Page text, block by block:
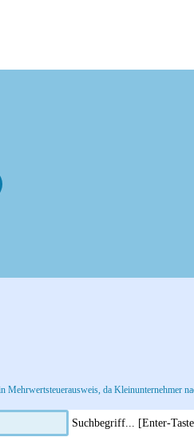
da Kleinunternehmer
Suchbegriff... [Enter-